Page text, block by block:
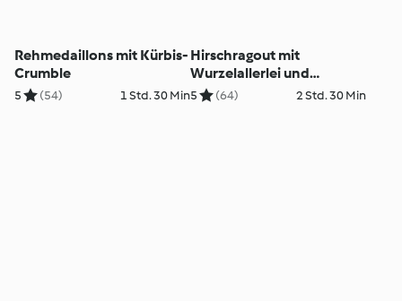
Rehmedaillons mit Kürbis-
Crumble
5 (54) 1 Std. 30 Min
Hirschragout mit
Wurzelallerlei und
Lauchbuchteln
5 (64) 2 Std. 30 Min